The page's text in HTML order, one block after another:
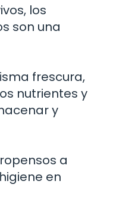
los
son una
frescura,
nutrientes y
y
a
en